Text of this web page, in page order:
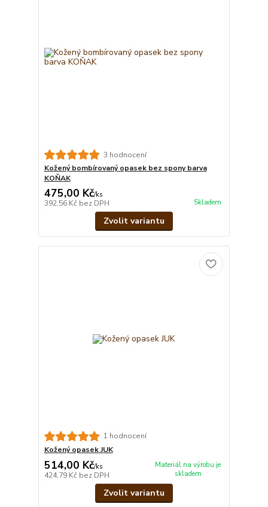
3 hodnocení
Kožený bombírovaný opasek bez spony barva
KOŇAK
475,00 Kč/ks
392,56 Kč bez DPH Skladem
Zvolit variantu
1 hodnocení
Kožený opasek JUK
514,00 Kč/ks
424,79 Kč bez DPH
Materiál na výrobu je
skladem
Zvolit variantu